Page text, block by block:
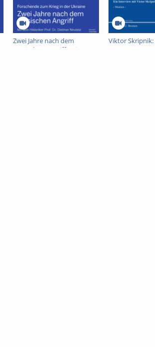
Zwei Jahre nach dem
russischen Angriff - Dietmar
Viktor